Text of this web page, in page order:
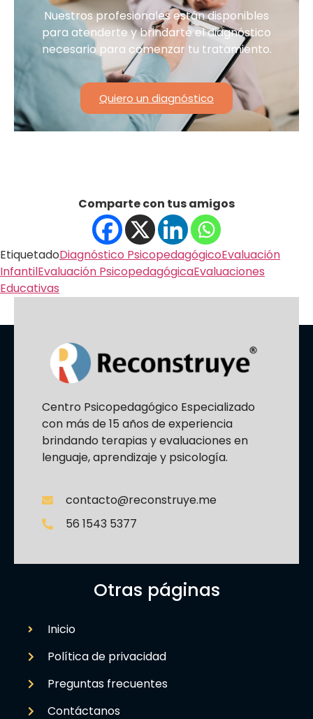
Nuestros profesionales están disponibles
para atenderte y brindarte el diagnóstico
necesario para comenzar tu tratamiento.
Quiero un diagnóstico
Comparte con tus amigos
EtiquetadoDiagnóstico PsicopedagógicoEvaluación
InfantilEvaluación PsicopedagógicaEvaluaciones
Educativas
Centro Psicopedagógico Especializado
con más de 15 años de experiencia
brindando terapias y evaluaciones en
lenguaje, aprendizaje y psicología.
contacto@reconstruye.me
56 1543 5377
Otras páginas
Inicio
Política de privacidad
Preguntas frecuentes
Contáctanos